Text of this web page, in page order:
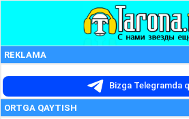
REKLAMA
Bizga Telegramda
ORTGA QAYTISH